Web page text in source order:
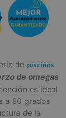
de piscinas
de omegas
es ideal
a 90 grados
de la